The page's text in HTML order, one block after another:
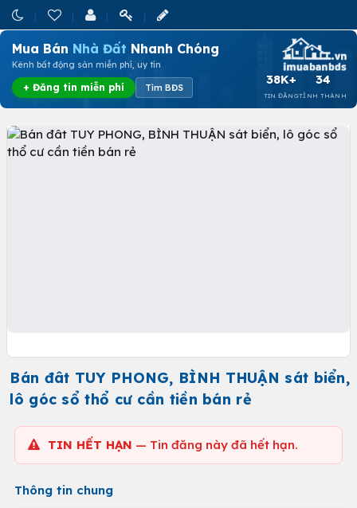
Mua Bán Nhà Đất Nhanh Chóng
Kênh bất động sản miễn phí, uy tín
+ Đăng tin miễn phí Tìm BĐS
38K+
TIN ĐĂNG
34
TỈNH THÀNH
Bán đât TUY PHONG, BÌNH THUẬN sát biển,
lô góc sổ thổ cư cần tiền bán rẻ
TIN HẾT HẠN — Tin đăng này đã hết hạn.
Thông tin chung